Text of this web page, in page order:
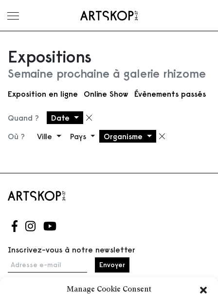
Manage Cookie Consent
Ouvrir le menu
Expositions
Semaine prochaine à galerie rhizome
Exposition en ligne Online Show Évènements passés
Quand ? Date Supprimer le filtre
Où ? Ville Pays Organisme
Suivez-nous sur Facebook
Suivez-nous sur Instagram
Suivez-nous sur Youtube
Inscrivez-vous à notre newsletter
Adresse e-mail